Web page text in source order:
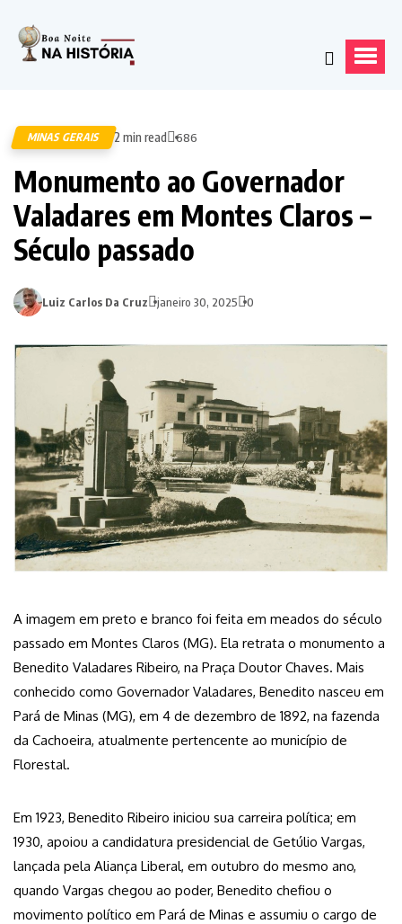
MINAS GERAIS 2 min read 686
Monumento ao Governador
Valadares em Montes Claros –
Século passado
Luiz Carlos Da Cruz janeiro 30, 2025 0
A imagem em preto e branco foi feita em meados do século
passado em Montes Claros (MG). Ela retrata o monumento a
Benedito Valadares Ribeiro, na Praça Doutor Chaves. Mais
conhecido como Governador Valadares, Benedito nasceu em
Pará de Minas (MG), em 4 de dezembro de 1892, na fazenda
da Cachoeira, atualmente pertencente ao município de
Florestal.
Em 1923, Benedito Ribeiro iniciou sua carreira política; em
1930, apoiou a candidatura presidencial de Getúlio Vargas,
lançada pela Aliança Liberal, em outubro do mesmo ano,
quando Vargas chegou ao poder, Benedito chefiou o
movimento político em Pará de Minas e assumiu o cargo de